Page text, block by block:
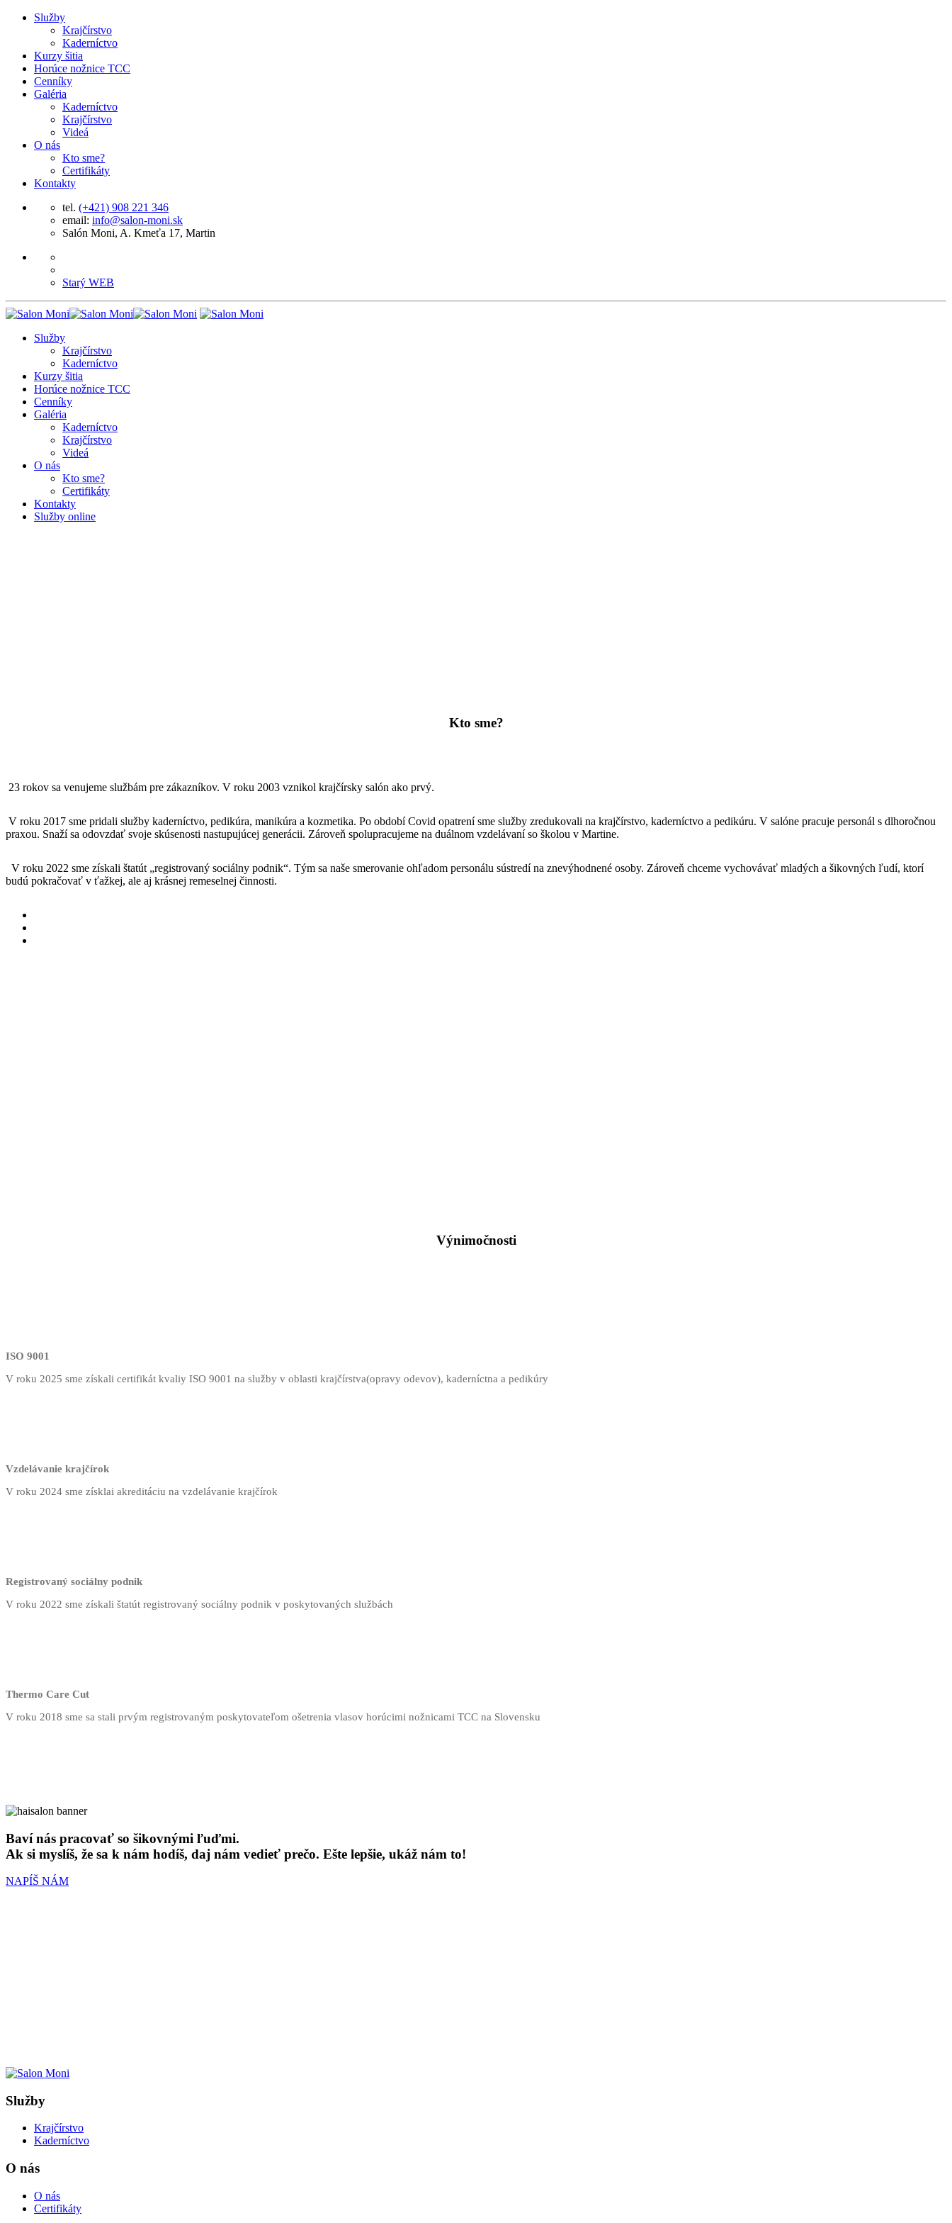
Služby
Krajčírstvo
Kaderníctvo
Kurzy šitia
Horúce nožnice TCC
Cenníky
Galéria
Kaderníctvo
Krajčírstvo
Videá
O nás
Kto sme?
Certifikáty
Kontakty
tel. (+421) 908 221 346
email: info@salon-moni.sk
Salón Moni, A. Kmeťa 17, Martin
Starý WEB
Služby
Krajčírstvo
Kaderníctvo
Kurzy šitia
Horúce nožnice TCC
Cenníky
Galéria
Kaderníctvo
Krajčírstvo
Videá
O nás
Kto sme?
Certifikáty
Kontakty
Služby online
Kto sme?
23 rokov sa venujeme službám pre zákazníkov. V roku 2003 vznikol krajčírsky salón ako prvý.
V roku 2017 sme pridali služby kaderníctvo, pedikúra, manikúra a kozmetika. Po období Covid opatrení sme služby zredukovali na krajčírstvo, kaderníctvo a pedikúru. V salóne pracuje personál s dlhoročnou
praxou. Snaží sa odovzdať svoje skúsenosti nastupujúcej generácii. Zároveň spolupracujeme na duálnom vzdelávaní so školou v Martine.
V roku 2022 sme získali štatút „registrovaný sociálny podnik“. Tým sa naše smerovanie ohľadom personálu sústredí na znevýhodnené osoby. Zároveň chceme vychovávať mladých a šikovných ľudí, ktorí
budú pokračovať v ťažkej, ale aj krásnej remeselnej činnosti.
Výnimočnosti
ISO 9001
V roku 2025 sme získali certifikát kvaliy ISO 9001 na služby v oblasti krajčírstva(opravy odevov), kaderníctna a pedikúry
Vzdelávanie krajčírok
V roku 2024 sme získlai akreditáciu na vzdelávanie krajčírok
Registrovaný sociálny podnik
V roku 2022 sme získali štatút registrovaný sociálny podnik v poskytovaných službách
Thermo Care Cut
V roku 2018 sme sa stali prvým registrovaným poskytovateľom ošetrenia vlasov horúcimi nožnicami TCC na Slovensku
Baví nás pracovať so šikovnými ľuďmi.
Ak si myslíš, že sa k nám hodíš, daj nám vedieť prečo. Ešte lepšie, ukáž nám to!
NAPÍŠ NÁM
Služby
Krajčírstvo
Kaderníctvo
O nás
O nás
Certifikáty